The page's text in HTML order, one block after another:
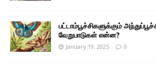
பட்டாம்பூச்சிகளுக்கும்
வேறுபாடுகள் என்ன?
January 19, 2025 0